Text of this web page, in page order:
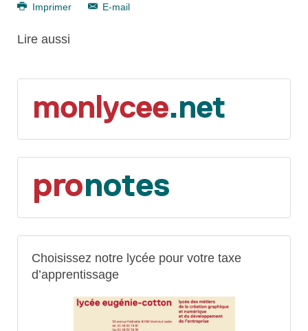
Imprimer E-mail
Lire aussi
Choisissez notre lycée pour votre taxe
d’apprentissage